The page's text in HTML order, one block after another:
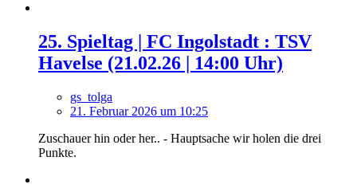
25. Spieltag | FC Ingolstadt : TSV
Havelse (21.02.26 | 14:00 Uhr)
gs_tolga
21. Februar 2026 um 10:25
Zuschauer hin oder her.. - Hauptsache wir holen die drei
Punkte.